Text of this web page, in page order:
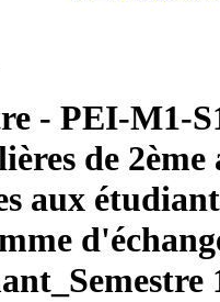
- PEI-M1-
de 2ème
aux